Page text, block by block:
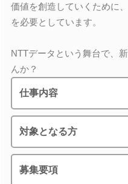
価値を創造していくために
を必要としています。
NTTデータという舞台で、
んか？
仕事内容
対象となる方
募集要項